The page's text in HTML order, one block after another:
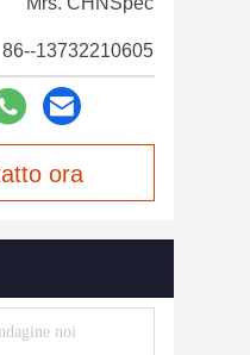
86--13732210605
ora